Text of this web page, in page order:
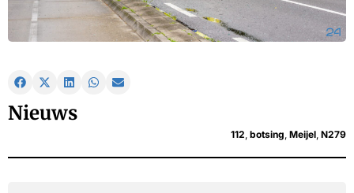
Nieuws
112 botsing Meijel N279